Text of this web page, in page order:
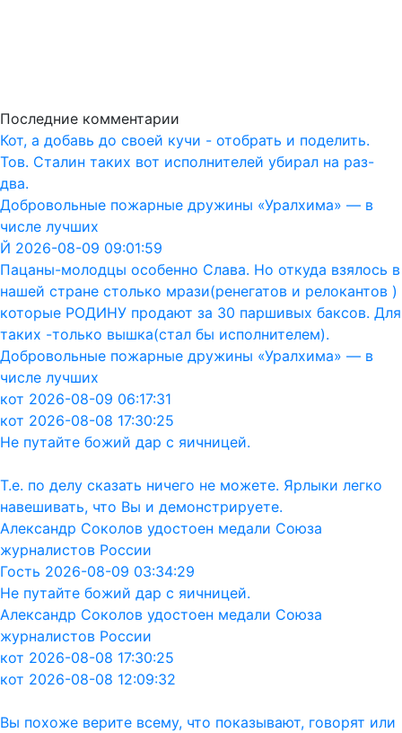
Последние комментарии
Кот, а добавь до своей кучи - отобрать и поделить.
Тов. Сталин таких вот исполнителей убирал на раз-
два.
Добровольные пожарные дружины «Уралхима» — в
числе лучших
Й 2026-08-09 09:01:59
Пацаны-молодцы особенно Слава. Но откуда взялось в
нашей стране столько мрази(ренегатов и релокантов )
которые РОДИНУ продают за 30 паршивых баксов. Для
таких -только вышка(стал бы исполнителем).
Добровольные пожарные дружины «Уралхима» — в
числе лучших
кот 2026-08-09 06:17:31
кот 2026-08-08 17:30:25
Не путайте божий дар с яичницей.
Т.е. по делу сказать ничего не можете. Ярлыки легко
навешивать, что Вы и демонстрируете.
Александр Соколов удостоен медали Союза
журналистов России
Гость 2026-08-09 03:34:29
Не путайте божий дар с яичницей.
Александр Соколов удостоен медали Союза
журналистов России
кот 2026-08-08 17:30:25
кот 2026-08-08 12:09:32
Вы похоже верите всему, что показывают, говорят или